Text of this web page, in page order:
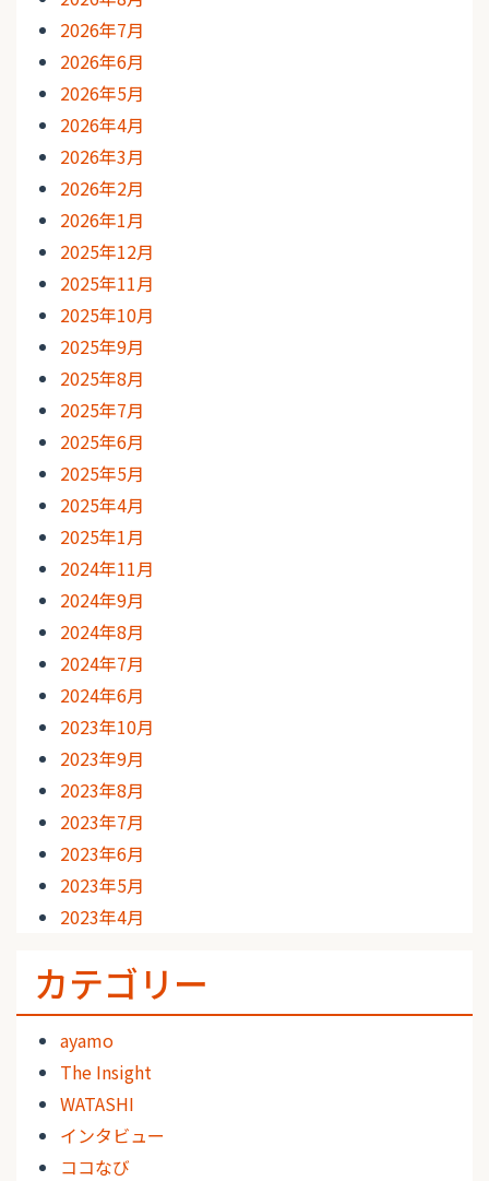
2026年7月
2026年6月
2026年5月
2026年4月
2026年3月
2026年2月
2026年1月
2025年12月
2025年11月
2025年10月
2025年9月
2025年8月
2025年7月
2025年6月
2025年5月
2025年4月
2025年1月
2024年11月
2024年9月
2024年8月
2024年7月
2024年6月
2023年10月
2023年9月
2023年8月
2023年7月
2023年6月
2023年5月
2023年4月
カテゴリー
ayamo
The Insight
WATASHI
インタビュー
ココなび